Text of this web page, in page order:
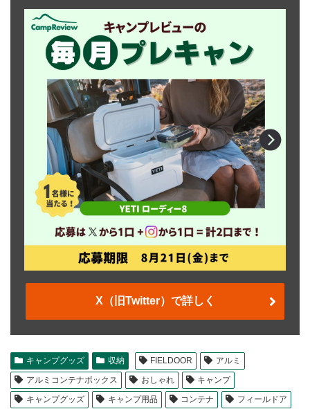
X（旧Twitter）で詳しく
キャンプグッズ 収納 FIELDOOR
アルミ
アルミコンテナボックス
おしゃれ
キャンプ
キャンプグッズ
キャンプ用品 コンテナ
フィールドア